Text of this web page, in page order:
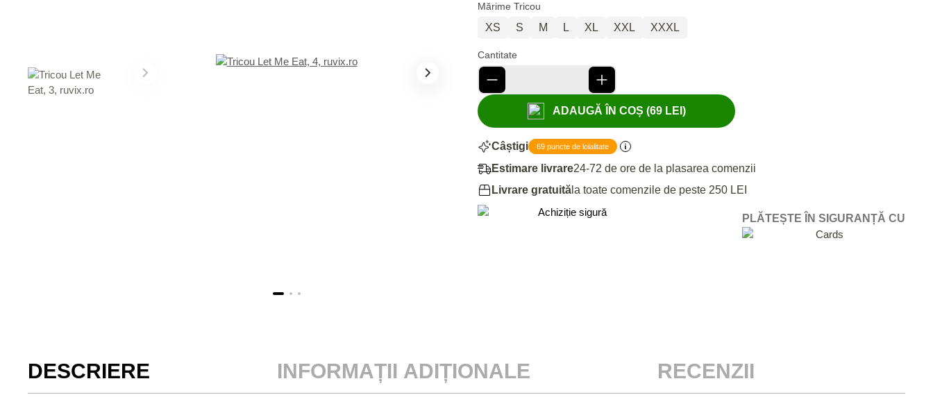
Mărime Tricou
XS S M L XL XXL XXXL
Cantitate
ADAUGĂ ÎN COȘ (69 LEI)
Câștigi 69 puncte de loialitate
Estimare livrare24-72 de ore de la plasarea comenzii
Livrare gratuită la toate comenzile de peste 250 LEI
PLĂTEȘTE ÎN SIGURANȚĂ CU
DESCRIERE INFORMAȚII ADIȚIONALE RECENZII